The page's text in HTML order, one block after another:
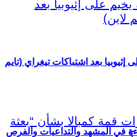
في المشهد والتداعيات والفرص
بعد اشتباكات تيغراي (تايم